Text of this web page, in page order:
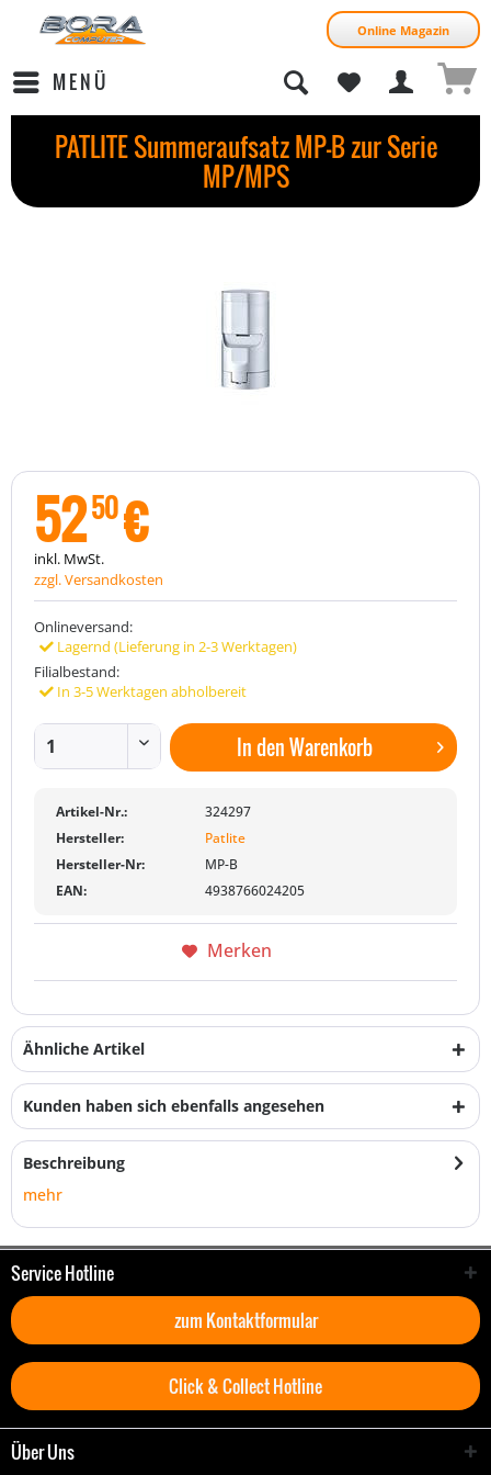
Online Magazin
MENÜ
PATLITE Summeraufsatz MP-B zur Serie
MP/MPS
5250€
inkl. MwSt.
zzgl. Versandkosten
Onlineversand:
Lagernd (Lieferung in 2-3 Werktagen)
Filialbestand:
In 3-5 Werktagen abholbereit
In denWarenkorb
Artikel-Nr.:
324297
Hersteller:
Patlite
Hersteller-Nr:
MP-B
EAN:
4938766024205
Merken
Ähnliche Artikel
Kunden haben sich ebenfalls angesehen
Beschreibung
mehr
Service Hotline
zum Kontaktformular
Click & Collect Hotline
Über Uns